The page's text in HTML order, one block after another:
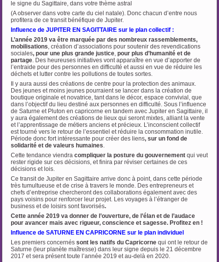
le signe du Sagittaire, dans votre thème astral
(A observer dans votre carte du ciel natale). Donc chacun d’entre nous
profitera de ce transit bénéfique de Jupiter.
Influence de JUPITER EN SAGITTAIRE sur le plan collectif :
L’année 2019 va être marquée par des nombreux rassemblements,
mobilisations, création d’associations pour soutenir des revendications
sociales, pour une plus grande justice,pour plus d’humanité et de
partage. Des heureuses initiatives vont apparaître en vue d’apporter de
l’entraide pour des personnes en difficulté et aussi en vue de réduire les
déchets et lutter contre les pollutions de toutes sortes.
Il y aura aussi des créations de centre pour la protection des animaux.
Des jeunes et moins jeunes pourraient se lancer dans la création de
boutique originale et novatrice, tant dans le décor, espace convivial, que
dans l’objectif du lieu destiné aux personnes en difficulté. Sous l’influence
de Saturne et Pluton en capricorne en tandem avec Jupiter en Sagittaire, il
y aura également des créations de lieux qui seront mixtes, alliant la vente
et l’apprentissage de métiers anciens et précieux. L’inconscient collectif
est tourné vers le retour de l’essentiel et réduire la consommation inutile.
Période donc fort intéressante pour créer des liens, sur un fond de
solidarité et de valeurs humaines.
Cette tendance viendracompliquer la posture du gouvernement qui veut
rester rigide sur ces décisions, et finira par réviser certaines de ces
décisions et lois.
Ce transit de Jupiter en Sagittaire arrive donc à point, dans cette période
très tumultueuse et de crise à travers le monde. Des entrepreneurs et
chefs d’entreprise chercheront des collaborations également avec des
pays voisins pour renforcer leur projet. Les voyages à l’étranger de
business et de loisirs sont favorisés.
Cette année 2019 va donner de l’ouverture, de l’élan et de l’audace
pour avancer mais avec rigueur, conscience et sagesse. Profitez en !
Influence de SATURNE EN CAPRICORNE sur le plan individuel
Les premiers concernéssont les natifs du Capricorne qui ont le retour de
Saturne (leur planète maîtresse) dans leur signe depuis le 21 décembre
2017 et sera présent toute l’année 2019 et au-delà en 2020.